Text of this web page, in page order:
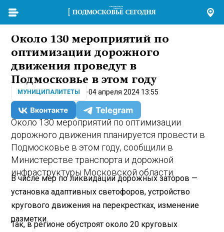
Около 130 мероприятий по
оптимизации дорожного
движения проведут в
Подмосковье в этом году
МУНИЦИПАЛИТЕТЫ 04 апреля 2024 13:55
Около 130 мероприятий по оптимизации
дорожного движения планируется провести в
Подмосковье в этом году, сообщили в
Министерстве транспорта и дорожной
инфраструктуры Московской области.
В числе мер по ликвидации дорожных заторов —
установка адаптивных светофоров, устройство
кругового движения на перекрестках, изменение
разметки.
Так, в регионе обустроят около 20 круговых